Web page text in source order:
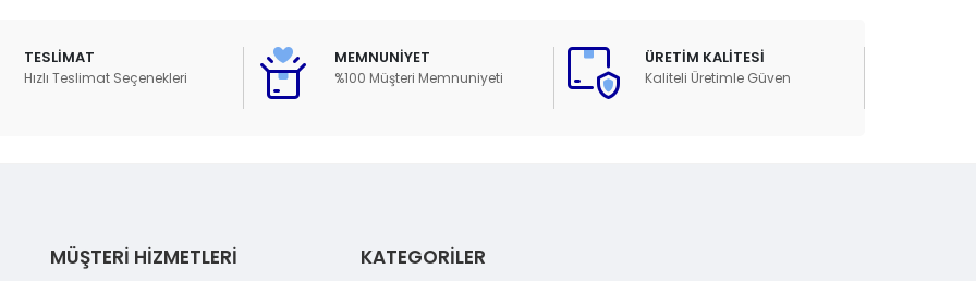
TESLİMAT
Hızlı Teslimat Seçenekleri
MEMNUNİYET
%100 Müşteri Memnuniyeti
ÜRETİM KALİTESİ
Kaliteli Üretimle Güven
MÜŞTERİ HİZMETLERİ KATEGORİLER